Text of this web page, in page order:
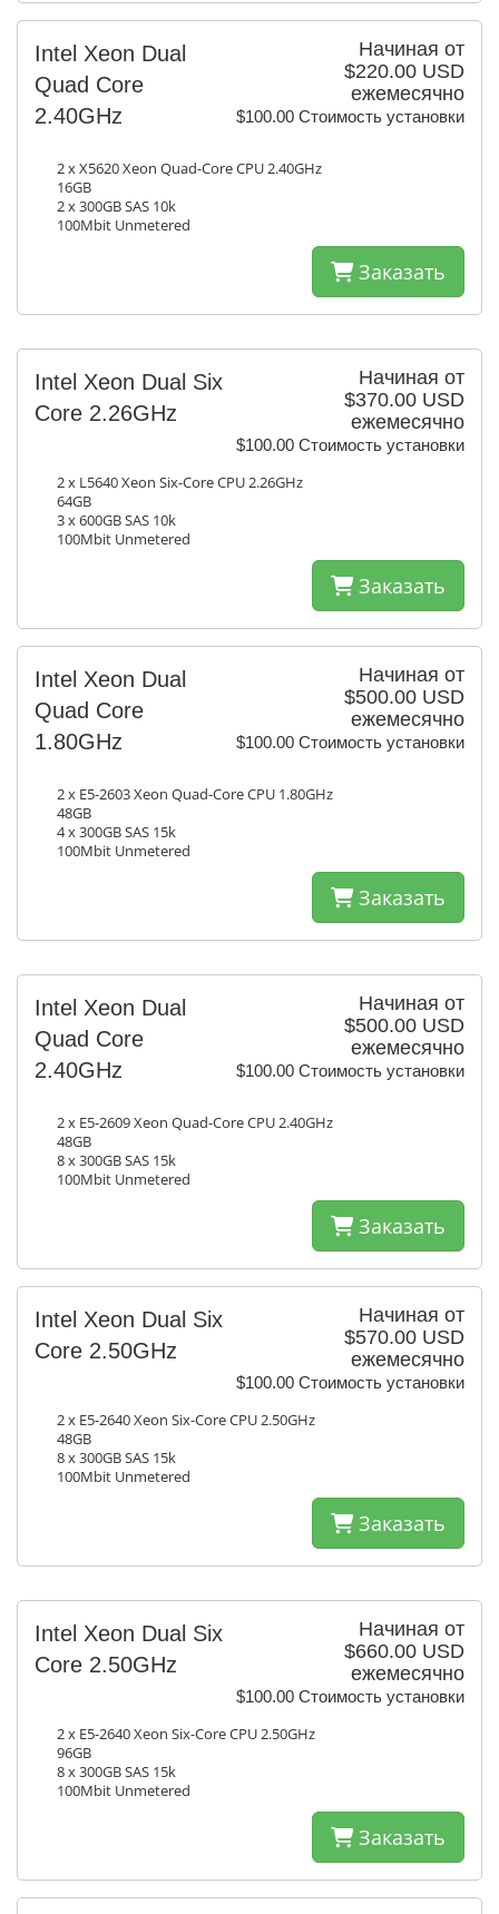
Начиная от
$220.00 USD
ежемесячно
$100.00 Стоимость установки
Intel Xeon Dual
Quad Core
2.40GHz
2 x X5620 Xeon Quad-Core CPU 2.40GHz
16GB
2 x 300GB SAS 10k
100Mbit Unmetered
Заказать
Начиная от
$370.00 USD
ежемесячно
$100.00 Стоимость установки
Intel Xeon Dual Six
Core 2.26GHz
2 x L5640 Xeon Six-Core CPU 2.26GHz
64GB
3 x 600GB SAS 10k
100Mbit Unmetered
Заказать
Начиная от
$500.00 USD
ежемесячно
$100.00 Стоимость установки
Intel Xeon Dual
Quad Core
1.80GHz
2 x E5-2603 Xeon Quad-Core CPU 1.80GHz
48GB
4 x 300GB SAS 15k
100Mbit Unmetered
Заказать
Начиная от
$500.00 USD
ежемесячно
$100.00 Стоимость установки
Intel Xeon Dual
Quad Core
2.40GHz
2 x E5-2609 Xeon Quad-Core CPU 2.40GHz
48GB
8 x 300GB SAS 15k
100Mbit Unmetered
Заказать
Начиная от
$570.00 USD
ежемесячно
$100.00 Стоимость установки
Intel Xeon Dual Six
Core 2.50GHz
2 x E5-2640 Xeon Six-Core CPU 2.50GHz
48GB
8 x 300GB SAS 15k
100Mbit Unmetered
Заказать
Начиная от
$660.00 USD
ежемесячно
$100.00 Стоимость установки
Intel Xeon Dual Six
Core 2.50GHz
2 x E5-2640 Xeon Six-Core CPU 2.50GHz
96GB
8 x 300GB SAS 15k
100Mbit Unmetered
Заказать